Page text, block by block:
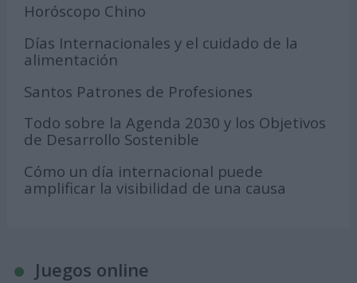
Horóscopo Chino
Días Internacionales y el cuidado de la
alimentación
Santos Patrones de Profesiones
Todo sobre la Agenda 2030 y los Objetivos
de Desarrollo Sostenible
Cómo un día internacional puede
amplificar la visibilidad de una causa
Juegos online